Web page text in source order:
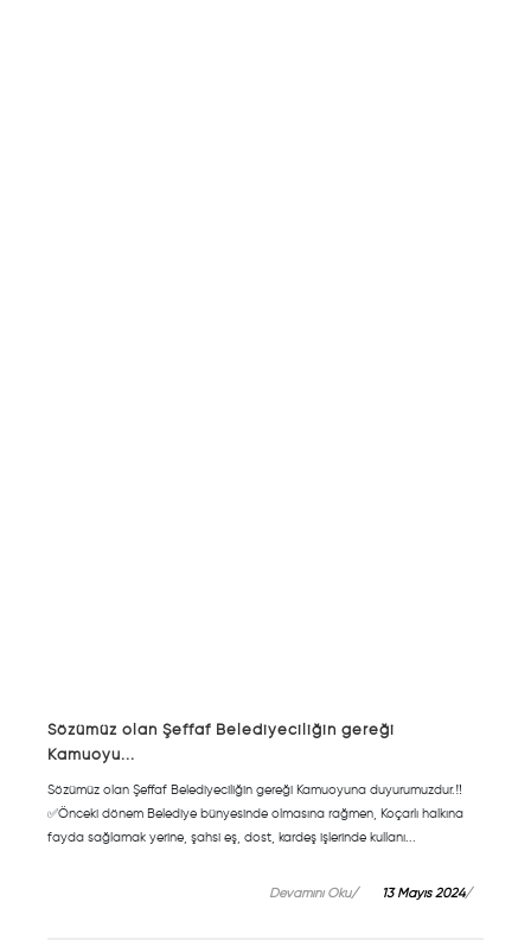
Sözümüz olan Şeffaf Belediyeciliğin gereği
Kamuoyu...
Sözümüz olan Şeffaf Belediyeciliğin gereği Kamuoyuna duyurumuzdur.‼️
✅Önceki dönem Belediye bünyesinde olmasına rağmen, Koçarlı halkına
fayda sağlamak yerine, şahsi eş, dost, kardeş işlerinde kullanı...
13 Mayıs 2024
Devamını Oku